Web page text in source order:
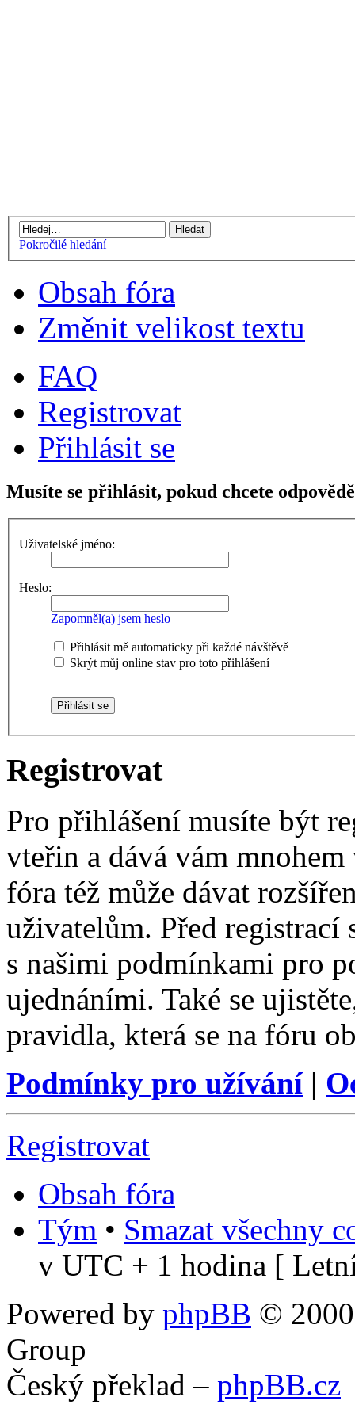
Pokročilé hledání
Obsah fóra
Změnit velikost textu
FAQ
Registrovat
Přihlásit se
Musíte se přihlásit, pokud chcete
Uživatelské jméno:
Heslo:
Zapomněl(a) jsem heslo
Přihlásit mě automaticky při každé návštěvě
Skrýt můj online stav pro toto přihlášení
Registrovat
Pro přihlášení musíte být
vteřin a dává vám
fóra též může dávat
uživatelům. Před registrací
s našimi podmínkami pro
ujednáními. Také se
pravidla, která se na fóru
Podmínky pro užívání|
Registrovat
Obsah fóra
Tým • Smazat všechny
v UTC + 1 hodina [
Powered by phpBB ©
Group
Český překlad – phpBB.cz